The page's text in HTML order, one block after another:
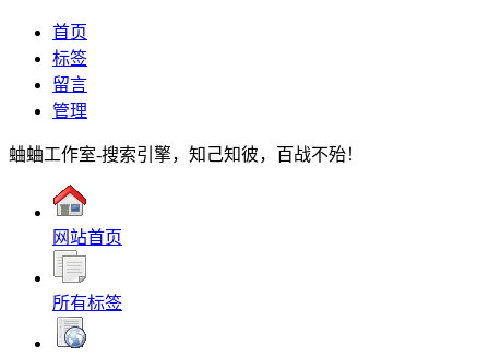
首页
标签
留言
管理
蛐蛐工作室-搜索引擎，知己知彼，百战不殆！
网站首页
所有标签